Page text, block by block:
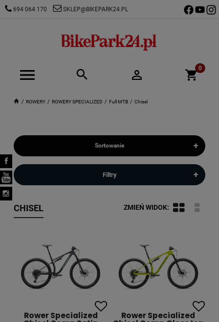
694 064 170 SKLEP@BIKEPARK24.PL
ROWERY ROWERY SPECIALIZED Full MTB Chisel
Sortowanie +
Filtry +
CHISEL
Rower Specialized Rower Specialized